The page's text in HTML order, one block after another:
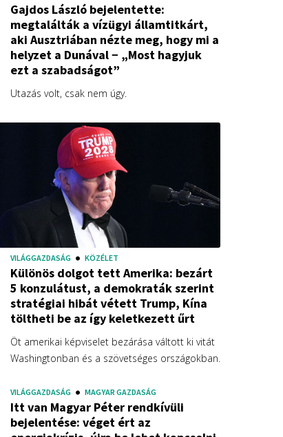
Gajdos László bejelentette:
megtalálták a vízügyi államtitkárt,
aki Ausztriában nézte meg, hogy mi a
helyzet a Dunával − „Most hagyjuk
ezt a szabadságot”
Utazás volt, csak nem úgy.
VILÁGGAZDASÁG KÖZÉLET
Különös dolgot tett Amerika: bezárt
5 konzulátust, a demokraták szerint
stratégiai hibát vétett Trump, Kína
töltheti be az így keletkezett űrt
Öt amerikai képviselet bezárása váltott ki vitát
Washingtonban és a szövetséges országokban.
VILÁGGAZDASÁG MAGYAR GAZDASÁG
Itt van Magyar Péter rendkívüli
bejelentése: véget ért az